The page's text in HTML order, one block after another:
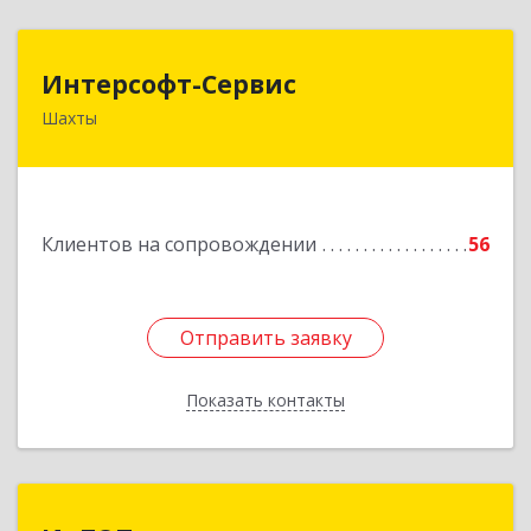
Интерсофт-Сервис
Шахты
Клиентов на сопровождении 56
Отправить заявку
Показать контакты
346480, Ростовская обл, Шахты г, Советская ул,
Отправить заявку
Назад